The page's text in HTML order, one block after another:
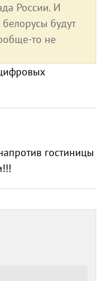
России. И
будут
то не
гостиницы